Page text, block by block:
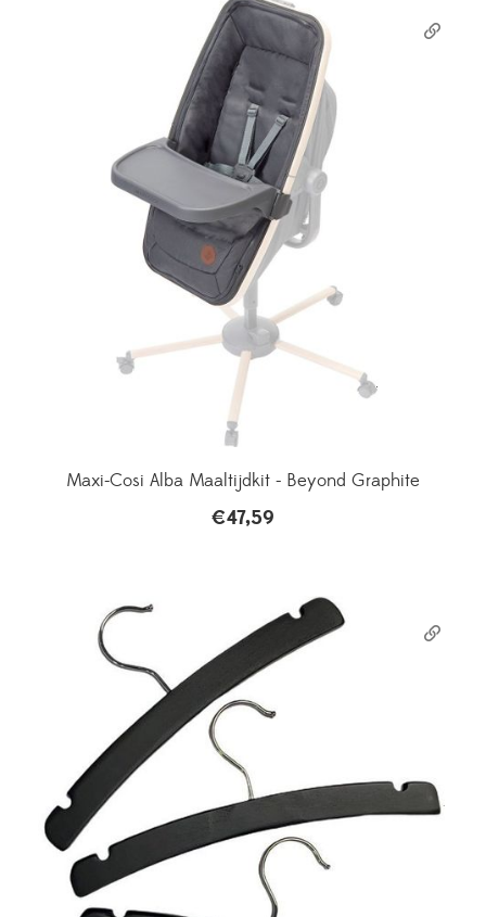
Maxi-Cosi Alba Maaltijdkit - Beyond Graphite
€47,59